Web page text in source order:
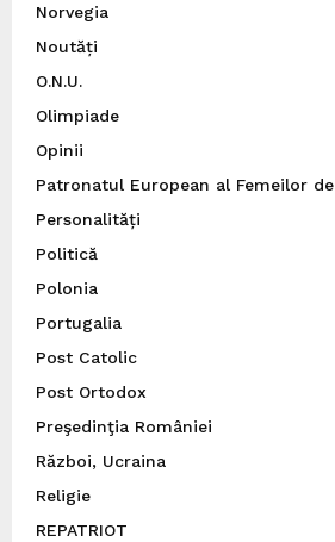
Norvegia
Noutăți
O.N.U.
Olimpiade
Opinii
Patronatul European al Femeilor
Personalități
Politică
Polonia
Portugalia
Post Catolic
Post Ortodox
Preşedinţia României
Război, Ucraina
Religie
REPATRIOT